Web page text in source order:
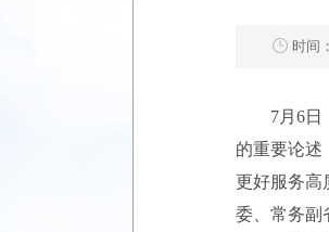
时间
7月6日，
的重要论述
更好服务高
委、常务副